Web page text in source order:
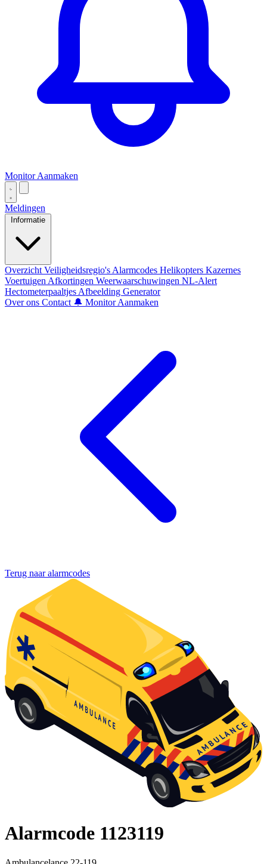
Monitor Aanmaken
Meldingen
Informatie
Overzicht Veiligheidsregio's Alarmcodes Helikopters Kazernes
Voertuigen Afkortingen Weerwaarschuwingen NL-Alert
Hectometerpaaltjes Afbeelding Generator
Over ons Contact 🔔 Monitor Aanmaken
Terug naar alarmcodes
Alarmcode 1123119